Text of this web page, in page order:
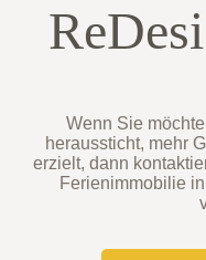
Wenn Sie
heraussticht, mehr
erzielt, dann
Ferienimmobilie